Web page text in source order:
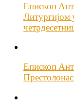
Епископ
Литургијом
Епископ